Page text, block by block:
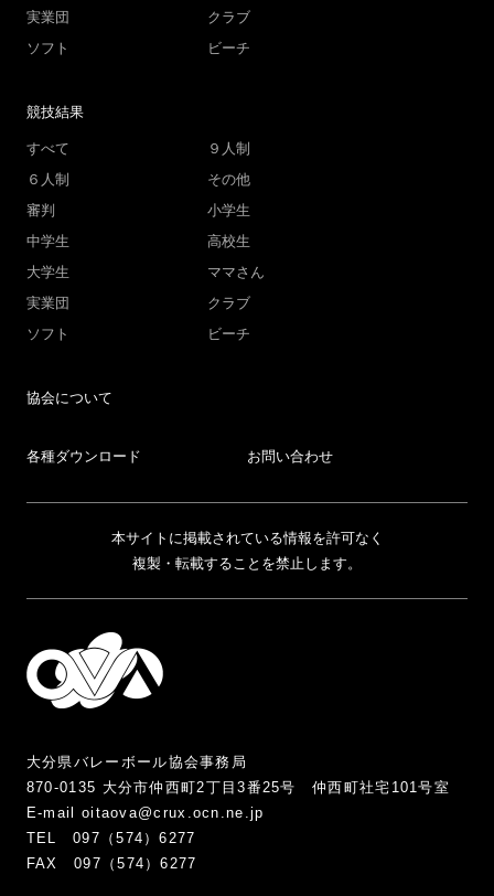
実業団
クラブ
ソフト
ビーチ
競技結果
すべて
９人制
６人制
その他
審判
小学生
中学生
高校生
大学生
ママさん
実業団
クラブ
ソフト
ビーチ
協会について
各種ダウンロード お問い合わせ
本サイトに掲載されている情報を許可なく
複製・転載することを禁止します。
大分県バレーボール協会事務局
870-0135 大分市仲西町2丁目3番25号 仲西町社宅101号室
E-mail oitaova@crux.ocn.ne.jp
TEL 097（574）6277
FAX 097（574）6277